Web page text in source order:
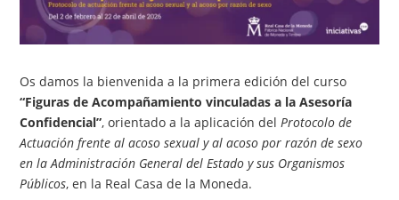
Os damos la bienvenida a la primera edición del curso
“Figuras de Acompañamiento vinculadas a la Asesoría
Confidencial”, orientado a la aplicación delProtocolo de
Actuación frente al acoso sexual y al acoso por razón de sexo
en la Administración General del Estado y sus Organismos
Públicos, en la Real Casa de la Moneda.